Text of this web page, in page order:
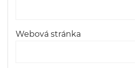
Webová stránka